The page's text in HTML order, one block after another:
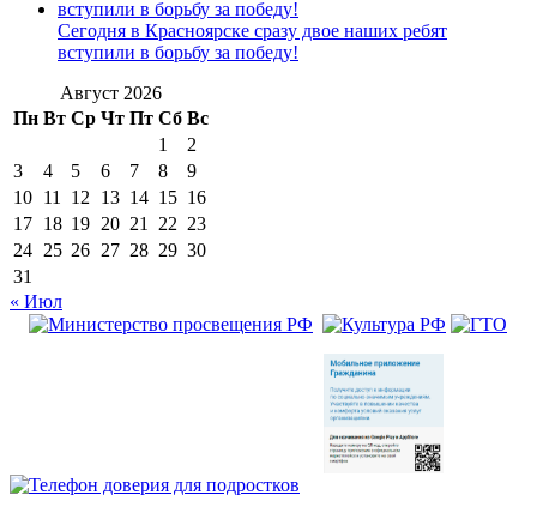
Сегодня в Красноярске сразу двое наших ребят
вступили в борьбу за победу!
Август 2026
Пн Вт Ср Чт Пт Сб Вс
1
2
3
4 5 6 7 8
9
10 11 12 13 14 15 16
17 18 19 20 21 22 23
24 25 26 27 28 29 30
31
« Июл